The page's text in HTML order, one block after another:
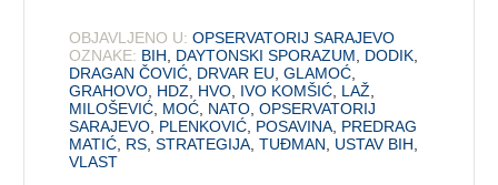
OBJAVLJENO U: OPSERVATORIJ SARAJEVO
OZNAKE: BIH DAYTONSKI SPORAZUM DODIK
DRAGAN ČOVIĆ DRVAR EU ,GLAMOĆ
GRAHOVO HDZ HVO IVO KOMŠIĆ LAŽ
MILOŠEVIĆ MOĆ NATO ,OPSERVATORIJ
SARAJEVO PLENKOVIĆ POSAVINA PREDRAG
MATIĆ RS ,STRATEGIJA ,TUĐMAN USTAV BIH
VLAST